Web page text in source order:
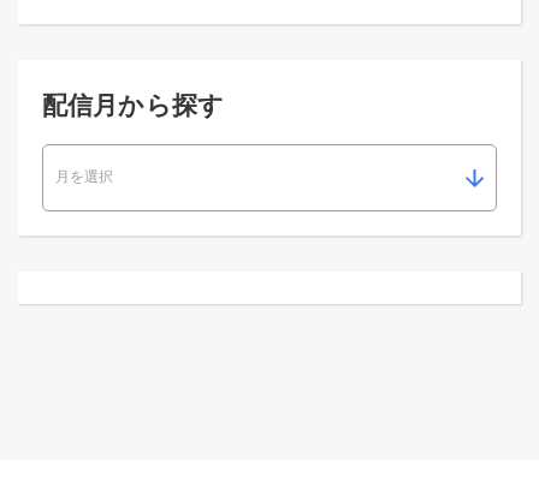
配信月から探す